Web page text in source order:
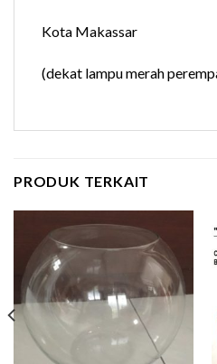
Kota Makassar
(dekat lampu merah
PRODUK TERKAIT